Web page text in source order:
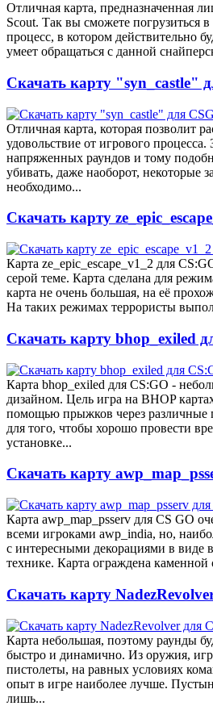
Отличная карта, предназначенная
Scout. Так вы сможете погрузиться
процесс, в котором действительно
умеет обращаться с данной
Скачать карту "syn_castle"
Отличная карта, которая позволит
удовольствие от игрового процесса.
напряженных раундов и тому
убивать, даже наоборот, некоторые
необходимо...
Скачать карту
Карта ze_epic_escape_v1_2 для
серой теме. Карта сделана для
карта не очень большая, на её
На таких режимах террористы
Скачать карту bhop_exiled
Карта bhop_exiled для CS:GO -
дизайном. Цель игра на BHOP
помощью прыжков через различные
для того, чтобы хорошо провести
установке...
Скачать карту
Карта awp_map_psserv для CS GO
всеми игроками awp_india, но,
с интересными декорациями в виде
технике. Карта ограждена
Скачать карту
Карта небольшая, поэтому раунды
быстро и динамично. Из оружия,
пистолеты, на равных условиях
опыт в игре наиболее лучше.
лишь...